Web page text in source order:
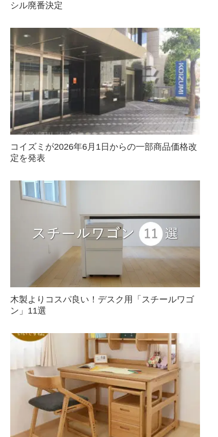
シル廃番決定
コイズミが2026年6月1日からの一部商品価格改
定を発表
木製よりコスパ良い！デスク用「スチールワゴ
ン」11選